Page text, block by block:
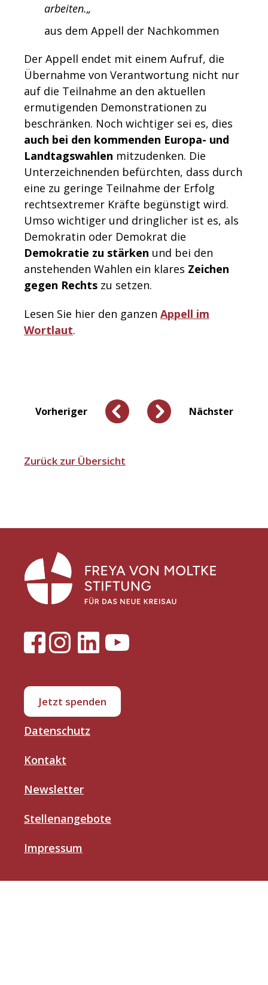
arbeiten.„
aus dem Appell der Nachkommen
Der Appell endet mit einem Aufruf, die
Übernahme von Verantwortung nicht nur
auf die Teilnahme an den aktuellen
ermutigenden Demonstrationen zu
beschränken. Noch wichtiger sei es, dies
auch bei den kommenden Europa- und
Landtagswahlen mitzudenken. Die
Unterzeichnenden befürchten, dass durch
eine zu geringe Teilnahme der Erfolg
rechtsextremer Kräfte begünstigt wird.
Umso wichtiger und dringlicher ist es, als
Demokratin oder Demokrat die
Demokratie zu stärken und bei den
anstehenden Wahlen ein klares Zeichen
gegen Rechts zu setzen.
Lesen Sie hier den ganzen Appell im
Wortlaut.
Vorheriger Nächster
Zurück zur Übersicht
Jetzt spenden
Datenschutz
Kontakt
Newsletter
Stellenangebote
Impressum